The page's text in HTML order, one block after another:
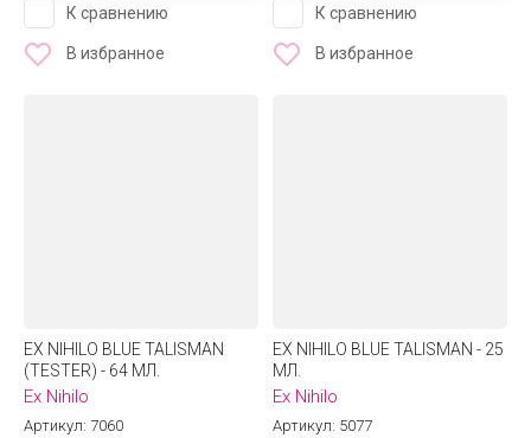
К сравнению
В избранное
К сравнению
В избранное
EX NIHILO BLUE TALISMAN
(TESTER) - 64 МЛ.
Ex Nihilo
Артикул: 7060
EX NIHILO BLUE TALISMAN - 25
МЛ.
Ex Nihilo
Артикул: 5077